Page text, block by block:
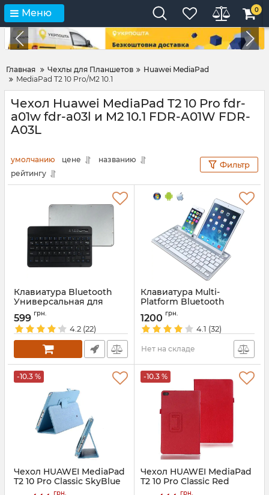
Меню 0
Главная Чехлы для Планшетов
Huawei MediaPad
MediaPad T2 10 Pro/M2 10.1
Чехол Huawei MediaPad T2 10 Pro fdr-
a01w fdr-a03l и M2 10.1 FDR-A01W FDR-
A03L
умолчанию цене
названию
рейтингу
Фильтр
Клавиатура Bluetooth
Универсальная для
планшета 7-8 дюймов
Артикул: 2019
599 грн.
4.2 (22)
Клавиатура Multi-
Platform Bluetooth
iK3380 для планшета
смартфона
Артикул:4362
1200 грн.
4.1 (32)
Нет на складе
-10.3 %
Чехол HUAWEI MediaPad
T2 10 Pro Classic SkyBlue
Артикул: 3265грн.
-10.3 %
Чехол HUAWEI MediaPad
T2 10 Pro Classic Red
Артикул: 3264
грн.